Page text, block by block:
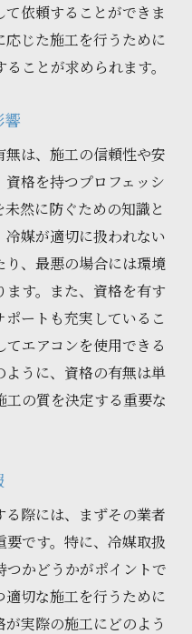
依頼することができま
じた施工を行うために
ことが求められます。
響
は、施工の信頼性や安
格を持つプロフェッシ
然に防ぐための知識と
媒が適切に扱われない
り、最悪の場合には環境
す。また、資格を有す
ートも充実しているこ
エアコンを使用できる
うに、資格の有無は単
の質を決定する重要な
際には、まずその業者
です。特に、冷媒取扱
かどうかがポイントで
切な施工を行うために
実際の施工にどのよう